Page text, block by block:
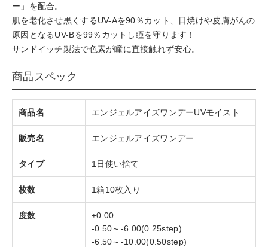
ー」を配合。
肌を老化させ黒くするUV-Aを90％カット、日焼けや皮膚がんの
原因となるUV-Bを99％カットし瞳を守ります！
サンドイッチ製法で色素が瞳に直接触れず安心。
商品スペック
商品名 エンジェルアイズワンデーUVモイスト
販売名 エンジェルアイズワンデー
タイプ 1日使い捨て
枚数 1箱10枚入り
度数
±0.00
-0.50～-6.00(0.25step)
-6.50～-10.00(0.50step)